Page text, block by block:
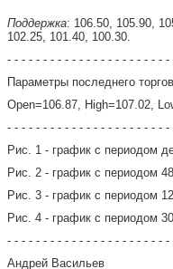
Поддержка: 106.50, 105.90,
102.25, 101.40, 100.30.
- - - - - - - - - - - - - - - - - - - - - -
Параметры последнего
Open=106.87, High=107.02,
- - - - - - - - - - - - - - - - - - - - - -
Рис. 1 - график с периодом
Рис. 2 - график с периодом
Рис. 3 - график с периодом
Рис. 4 - график с периодом
- - - - - - - - - - - - - - - - - - - - - -
Андрей Васильев